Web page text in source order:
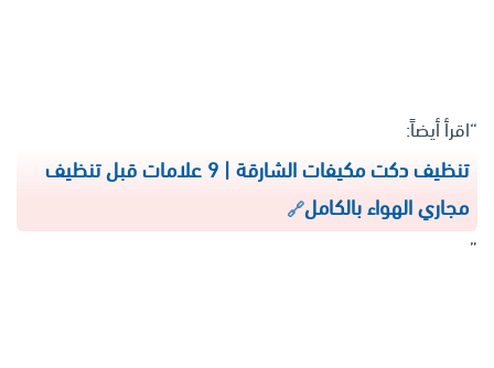
“اقرأ أيضاً:
تنظيف دكت مكيفات الشارقة | 9 علامات قبل تنظيف
مجاري الهواء بالكامل
”